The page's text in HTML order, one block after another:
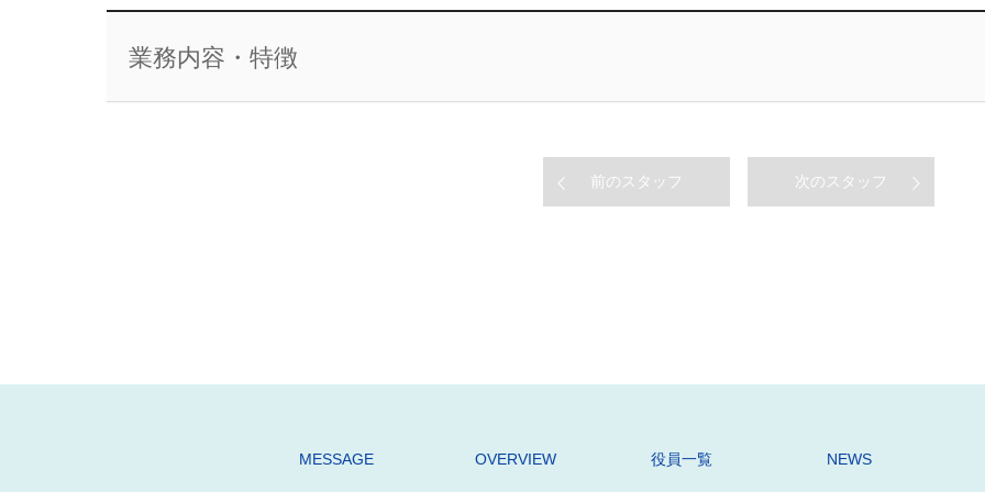
業務内容・特徴
前のスタッフ 次のスタッフ
MESSAGE OVERVIEW 役員一覧 NEWS